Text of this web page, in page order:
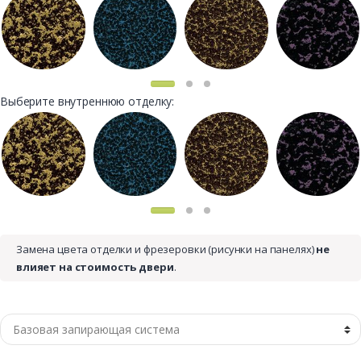
Выберите внутреннюю отделку:
Замена цвета отделки и фрезеровки (рисунки на панелях)не
влияет на стоимость двери.